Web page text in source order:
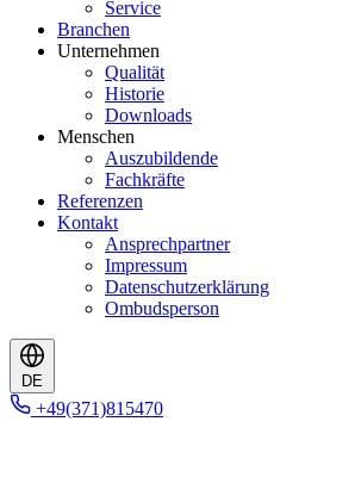
Service
Branchen
Unternehmen
Qualität
Historie
Downloads
Menschen
Auszubildende
Fachkräfte
Referenzen
Kontakt
Ansprechpartner
Impressum
Datenschutzerklärung
Ombudsperson
DE
+49(371)815470